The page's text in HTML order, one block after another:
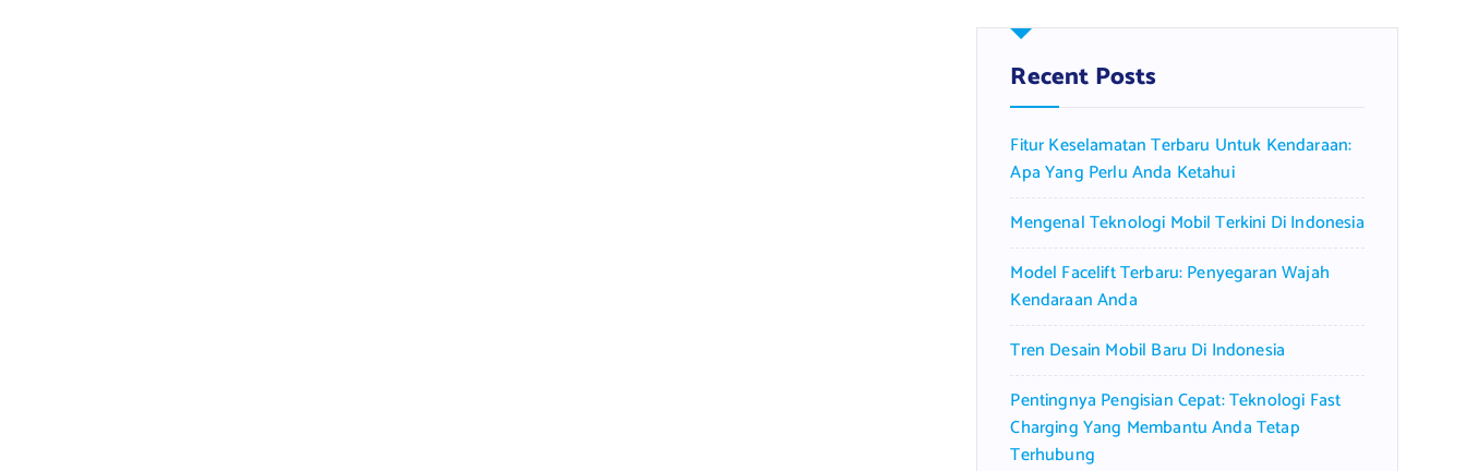
h
f
o
:
Recent Posts
Fitur Keselamatan Terbaru Untuk Kendaraan:
Apa Yang Perlu Anda Ketahui
Mengenal Teknologi Mobil Terkini Di Indonesia
Model Facelift Terbaru: Penyegaran Wajah
Kendaraan Anda
Tren Desain Mobil Baru Di Indonesia
Pentingnya Pengisian Cepat: Teknologi Fast
Charging Yang Membantu Anda Tetap
Terhubung